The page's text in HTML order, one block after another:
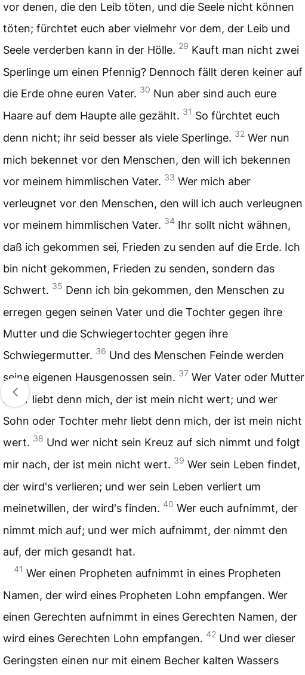
vor denen, die den Leib töten, und die Seele nicht können
töten; fürchtet euch aber vielmehr vor dem, der Leib und
Seele verderben kann in der Hölle. 29 Kauft man nicht zwei
Sperlinge um einen Pfennig? Dennoch fällt deren keiner auf
die Erde ohne euren Vater. 30 Nun aber sind auch eure
Haare auf dem Haupte alle gezählt. 31 So fürchtet euch
denn nicht; ihr seid besser als viele Sperlinge. 32 Wer nun
mich bekennet vor den Menschen, den will ich bekennen
vor meinem himmlischen Vater. 33 Wer mich aber
verleugnet vor den Menschen, den will ich auch verleugnen
vor meinem himmlischen Vater. 34 Ihr sollt nicht wähnen,
daß ich gekommen sei, Frieden zu senden auf die Erde. Ich
bin nicht gekommen, Frieden zu senden, sondern das
Schwert. 35 Denn ich bin gekommen, den Menschen zu
erregen gegen seinen Vater und die Tochter gegen ihre
Mutter und die Schwiegertochter gegen ihre
Schwiegermutter. 36 Und des Menschen Feinde werden
seine eigenen Hausgenossen sein. 37 Wer Vater oder Mutter
mehr liebt denn mich, der ist mein nicht wert; und wer
Sohn oder Tochter mehr liebt denn mich, der ist mein nicht
wert. 38 Und wer nicht sein Kreuz auf sich nimmt und folgt
mir nach, der ist mein nicht wert. 39 Wer sein Leben findet,
der wird's verlieren; und wer sein Leben verliert um
meinetwillen, der wird's finden. 40 Wer euch aufnimmt, der
nimmt mich auf; und wer mich aufnimmt, der nimmt den
auf, der mich gesandt hat.
41 Wer einen Propheten aufnimmt in eines Propheten
Namen, der wird eines Propheten Lohn empfangen. Wer
einen Gerechten aufnimmt in eines Gerechten Namen, der
wird eines Gerechten Lohn empfangen. 42 Und wer dieser
Geringsten einen nur mit einem Becher kalten Wassers